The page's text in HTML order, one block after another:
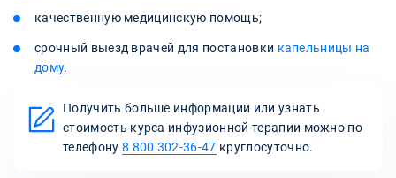
качественную медицинскую помощь;
срочный выезд врачей для постановки капельницы на
дому.
Получить больше информации или узнать
стоимость курса инфузионной терапии можно по
телефону 8 800 302-36-47 круглосуточно.